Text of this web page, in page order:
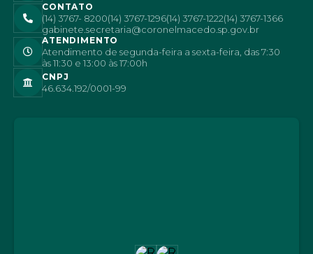
CONTATO
(14) 3767- 8200(14) 3767-1296(14) 3767-1222(14) 3767-1366
gabinete.secretaria@coronelmacedo.sp.gov.br
ATENDIMENTO
Atendimento de segunda-feira a sexta-feira, das 7:30
às 11:30 e 13:00 às 17:00h
CNPJ
46.634.192/0001-99